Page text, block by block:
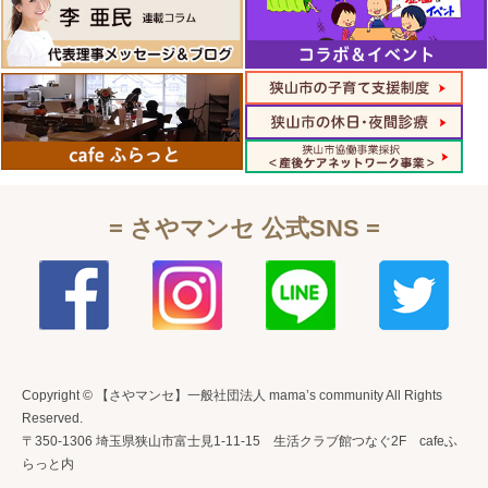
= さやマンセ 公式SNS =
Copyright © 【さやマンセ】一般社団法人 mama’s community All Rights
Reserved.
〒350-1306 埼玉県狭山市富士見1-11-15 生活クラブ館つなぐ2F cafeふ
らっと内